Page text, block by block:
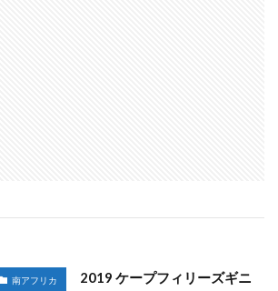
南アフリカ
2019 ケープフィリーズギニ